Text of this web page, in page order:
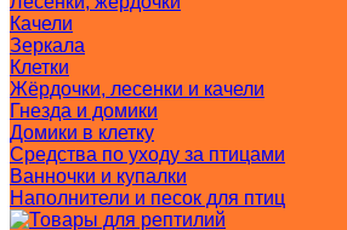
Качели
Зеркала
Клетки
Жёрдочки, лесенки и качели
Гнезда и домики
Домики в клетку
Средства по уходу за птицами
Ванночки и купалки
Наполнители и песок для птиц